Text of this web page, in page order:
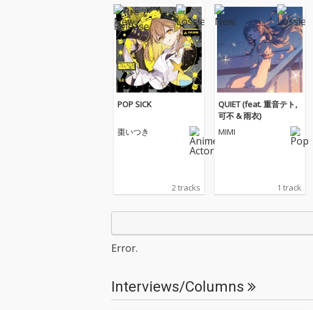
POP SICK
棗いつき
2 tracks
QUIET (feat. 重音テト,
可不 & 雨衣)
MIMI
1 track
Error.
Interviews/Columns